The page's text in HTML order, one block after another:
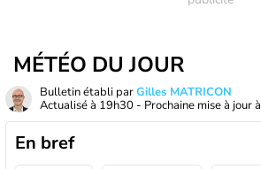
MÉTÉO DU JOUR
Bulletin établi parGilles MATRICON
Actualisé à 19h30 - Prochaine mise à jour à
En bref